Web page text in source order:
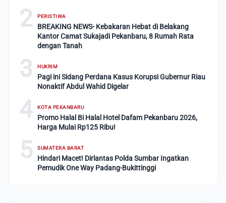
2 PERISTIWA
BREAKING NEWS- Kebakaran Hebat di Belakang
Kantor Camat Sukajadi Pekanbaru, 8 Rumah Rata
dengan Tanah
3 HUKRIM
Pagi ini Sidang Perdana Kasus Korupsi Gubernur Riau
Nonaktif Abdul Wahid Digelar
4 KOTA PEKANBARU
Promo Halal Bi Halal Hotel Dafam Pekanbaru 2026,
Harga Mulai Rp125 Ribu!
5 SUMATERA BARAT
Hindari Macet! Dirlantas Polda Sumbar Ingatkan
Pemudik One Way Padang-Bukittinggi